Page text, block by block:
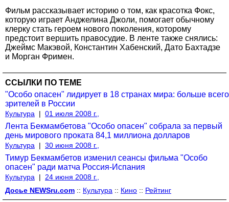
Фильм рассказывает историю о том, как красотка Фокс,
которую играет Анджелина Джоли, помогает обычному
клерку стать героем нового поколения, которому
предстоит вершить правосудие. В ленте также снялись:
Джеймс Макэвой, Константин Хабенский, Дато Бахтадзе
и Морган Фримен.
ССЫЛКИ ПО ТЕМЕ
"Особо опасен" лидирует в 18 странах мира: больше всего
зрителей в России
Культура | 01 июля 2008 г.,
Лента Бекмамбетова "Особо опасен" собрала за первый
день мирового проката 84,1 миллиона долларов
Культура | 30 июня 2008 г.,
Тимур Бекмамбетов изменил сеансы фильма "Особо
опасен" ради матча Россия-Испания
Культура |
24 июня 2008 г.,
Досье NEWSru.com :: Культура :: Кино :: Рейтинг